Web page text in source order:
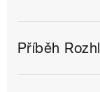
Příběh